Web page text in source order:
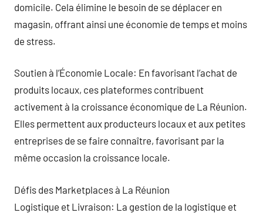
domicile. Cela élimine le besoin de se déplacer en
magasin, offrant ainsi une économie de temps et moins
de stress.
Soutien à l’Économie Locale: En favorisant l’achat de
produits locaux, ces plateformes contribuent
activement à la croissance économique de La Réunion.
Elles permettent aux producteurs locaux et aux petites
entreprises de se faire connaître, favorisant par la
même occasion la croissance locale.
Défis des Marketplaces à La Réunion
Logistique et Livraison: La gestion de la logistique et